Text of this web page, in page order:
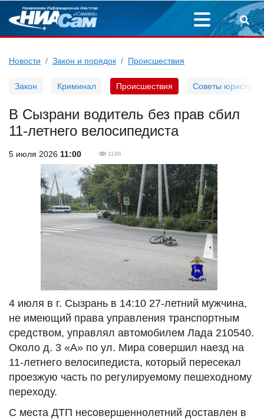
Новости Закон и порядок Происшествия
Закон Криминал Происшествия Советы юриста
В Сызрани водитель без прав сбил
11-летнего велосипедиста
5 июля 2026 11:00 1186
4 июля в г. Сызрань в 14:10 27-летний мужчина,
не имеющий права управления транспортным
средством, управлял автомобилем Лада 210540.
Около д. 3 «А» по ул. Мира совершил наезд на
11-летнего велосипедиста, который пересекал
проезжую часть по регулируемому пешеходному
переходу.
С места ДТП несовершеннолетний доставлен в